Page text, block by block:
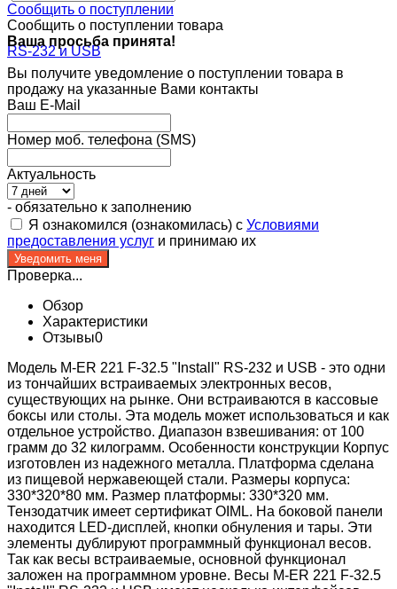
Сообщить о поступлении
Сообщить о поступлении товара
Ваша просьба принята!
Вы получите уведомление о поступлении товара в
продажу на указанные Вами контакты
Ваш E-Mail
Номер моб. телефона (SMS)
Актуальность
- обязательно к заполнению
Я ознакомился (ознакомилась) с Условиями
предоставления услуг и принимаю их
Проверка...
Обзор
Характеристики
Отзывы0
Модель M-ER 221 F-32.5 "Install" RS-232 и USB - это одни
из тончайших встраиваемых электронных весов,
существующих на рынке. Они встраиваются в кассовые
боксы или столы. Эта модель может использоваться и как
отдельное устройство. Диапазон взвешивания: от 100
грамм до 32 килограмм. Особенности конструкции Корпус
изготовлен из надежного металла. Платформа сделана
из пищевой нержавеющей стали. Размеры корпуса:
330*320*80 мм. Размер платформы: 330*320 мм.
Тензодатчик имеет сертификат OIML. На боковой панели
находится LED-дисплей, кнопки обнуления и тары. Эти
элементы дублируют программный функционал весов.
Так как весы встраиваемые, основной функционал
заложен на программном уровне. Весы M-ER 221 F-32.5